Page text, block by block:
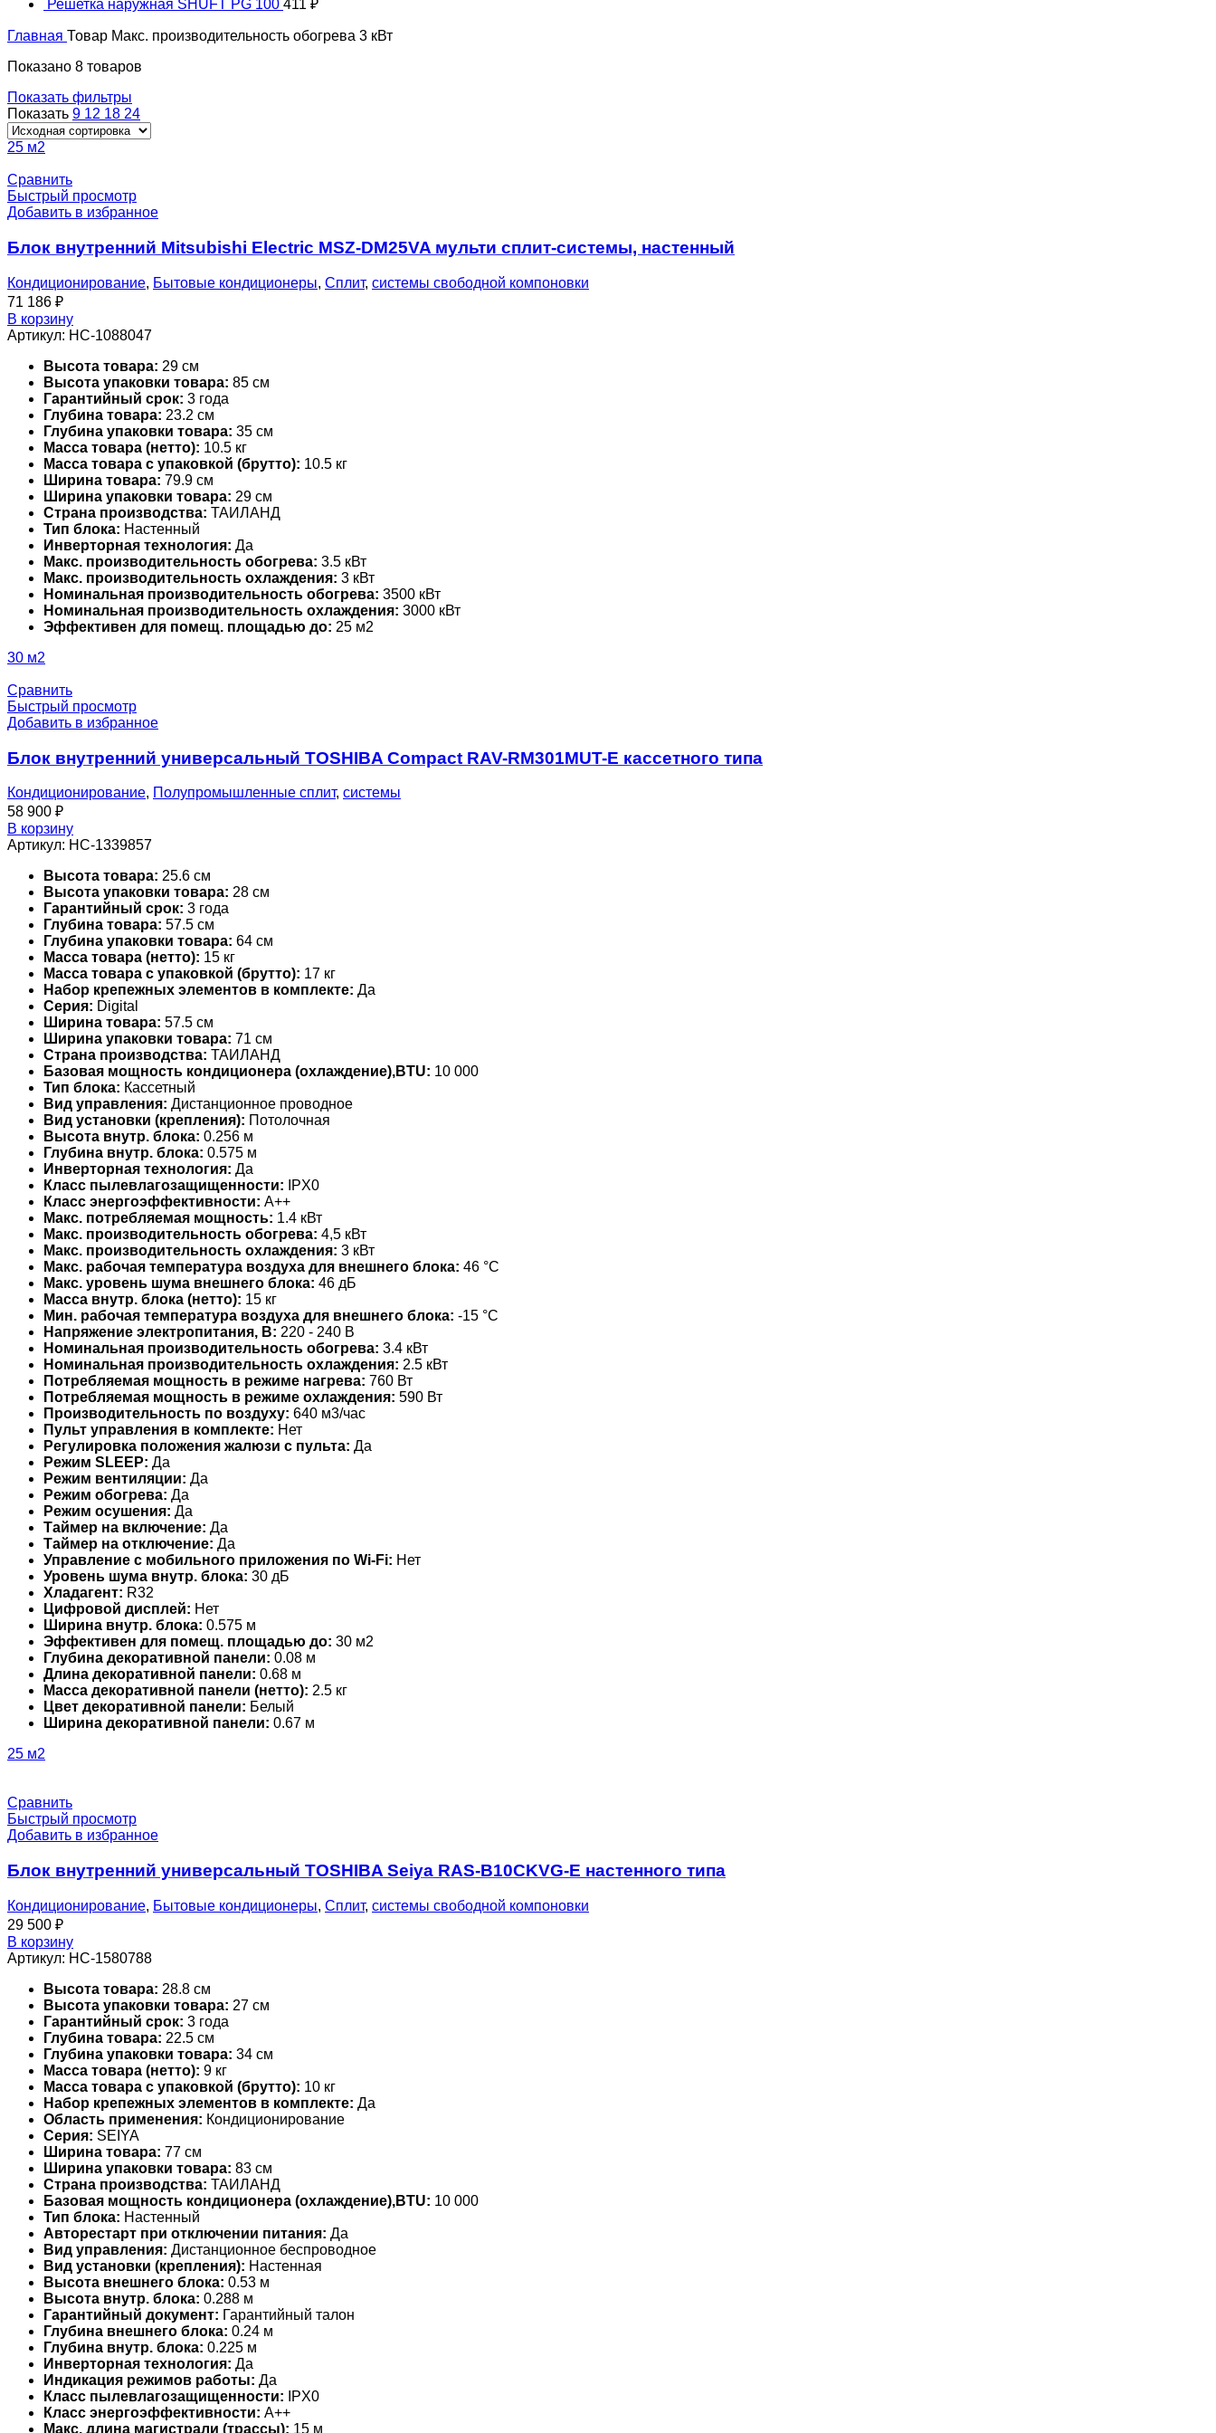
Решетка наружная SHUFT PG 100 411 ₽
Главная Товар Макс. производительность обогрева 3 кВт
Показано 8 товаров
Показать фильтры
Показать 9 12 18 24
25 м2
Сравнить
Быстрый просмотр
Добавить в избранное
Блок внутренний Mitsubishi Electric MSZ-DM25VA мульти сплит-системы, настенный
Кондиционирование, Бытовые кондиционеры, Сплит, системы свободной компоновки
71 186 ₽
В корзину
Артикул: НС-1088047
Высота товара: 29 см
Высота упаковки товара: 85 см
Гарантийный срок: 3 года
Глубина товара: 23.2 см
Глубина упаковки товара: 35 см
Масса товара (нетто): 10.5 кг
Масса товара с упаковкой (брутто): 10.5 кг
Ширина товара: 79.9 см
Ширина упаковки товара: 29 см
Страна производства: ТАИЛАНД
Тип блока: Настенный
Инверторная технология: Да
Макс. производительность обогрева: 3.5 кВт
Макс. производительность охлаждения: 3 кВт
Номинальная производительность обогрева: 3500 кВт
Номинальная производительность охлаждения: 3000 кВт
Эффективен для помещ. площадью до: 25 м2
30 м2
Сравнить
Быстрый просмотр
Добавить в избранное
Блок внутренний универсальный TOSHIBA Compact RAV-RM301MUT-E кассетного типа
Кондиционирование, Полупромышленные сплит, системы
58 900 ₽
В корзину
Артикул: НС-1339857
Высота товара: 25.6 см
Высота упаковки товара: 28 см
Гарантийный срок: 3 года
Глубина товара: 57.5 см
Глубина упаковки товара: 64 см
Масса товара (нетто): 15 кг
Масса товара с упаковкой (брутто): 17 кг
Набор крепежных элементов в комплекте: Да
Серия: Digital
Ширина товара: 57.5 см
Ширина упаковки товара: 71 см
Страна производства: ТАИЛАНД
Базовая мощность кондиционера (охлаждение),BTU: 10 000
Тип блока: Кассетный
Вид управления: Дистанционное проводное
Вид установки (крепления): Потолочная
Высота внутр. блока: 0.256 м
Глубина внутр. блока: 0.575 м
Инверторная технология: Да
Класс пылевлагозащищенности: IPX0
Класс энергоэффективности: A++
Макс. потребляемая мощность: 1.4 кВт
Макс. производительность обогрева: 4,5 кВт
Макс. производительность охлаждения: 3 кВт
Макс. рабочая температура воздуха для внешнего блока: 46 °С
Макс. уровень шума внешнего блока: 46 дБ
Масса внутр. блока (нетто): 15 кг
Мин. рабочая температура воздуха для внешнего блока: -15 °С
Напряжение электропитания, В: 220 - 240 В
Номинальная производительность обогрева: 3.4 кВт
Номинальная производительность охлаждения: 2.5 кВт
Потребляемая мощность в режиме нагрева: 760 Вт
Потребляемая мощность в режиме охлаждения: 590 Вт
Производительность по воздуху: 640 м3/час
Пульт управления в комплекте: Нет
Регулировка положения жалюзи с пульта: Да
Режим SLEEP: Да
Режим вентиляции: Да
Режим обогрева: Да
Режим осушения: Да
Таймер на включение: Да
Таймер на отключение: Да
Управление c мобильного приложения по Wi-Fi: Нет
Уровень шума внутр. блока: 30 дБ
Хладагент: R32
Цифровой дисплей: Нет
Ширина внутр. блока: 0.575 м
Эффективен для помещ. площадью до: 30 м2
Глубина декоративной панели: 0.08 м
Длина декоративной панели: 0.68 м
Масса декоративной панели (нетто): 2.5 кг
Цвет декоративной панели: Белый
Ширина декоративной панели: 0.67 м
25 м2
Сравнить
Быстрый просмотр
Добавить в избранное
Блок внутренний универсальный TOSHIBA Seiya RAS-B10CKVG-E настенного типа
Кондиционирование, Бытовые кондиционеры, Сплит, системы свободной компоновки
29 500 ₽
В корзину
Артикул: НС-1580788
Высота товара: 28.8 см
Высота упаковки товара: 27 см
Гарантийный срок: 3 года
Глубина товара: 22.5 см
Глубина упаковки товара: 34 см
Масса товара (нетто): 9 кг
Масса товара с упаковкой (брутто): 10 кг
Набор крепежных элементов в комплекте: Да
Область применения: Кондиционирование
Серия: SEIYA
Ширина товара: 77 см
Ширина упаковки товара: 83 см
Страна производства: ТАИЛАНД
Базовая мощность кондиционера (охлаждение),BTU: 10 000
Тип блока: Настенный
Авторестарт при отключении питания: Да
Вид управления: Дистанционное беспроводное
Вид установки (крепления): Настенная
Высота внешнего блока: 0.53 м
Высота внутр. блока: 0.288 м
Гарантийный документ: Гарантийный талон
Глубина внешнего блока: 0.24 м
Глубина внутр. блока: 0.225 м
Инверторная технология: Да
Индикация режимов работы: Да
Класс пылевлагозащищенности: IPX0
Класс энергоэффективности: A++
Макс. длина магистрали (трассы): 15 м